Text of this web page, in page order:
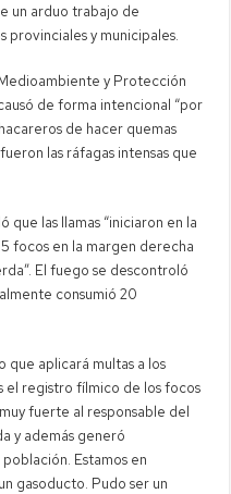
un arduo trabajo de
provinciales y municipales.
y Protección
de forma intencional “por
de hacer quemas
las ráfagas intensas que
las llamas “iniciaron en la
focos en la margen derecha
El fuego se descontroló
consumió 20
que aplicará multas a los
el registro fílmico de los focos
fuerte al responsable del
y además generó
Estamos en
gasoducto. Pudo ser un